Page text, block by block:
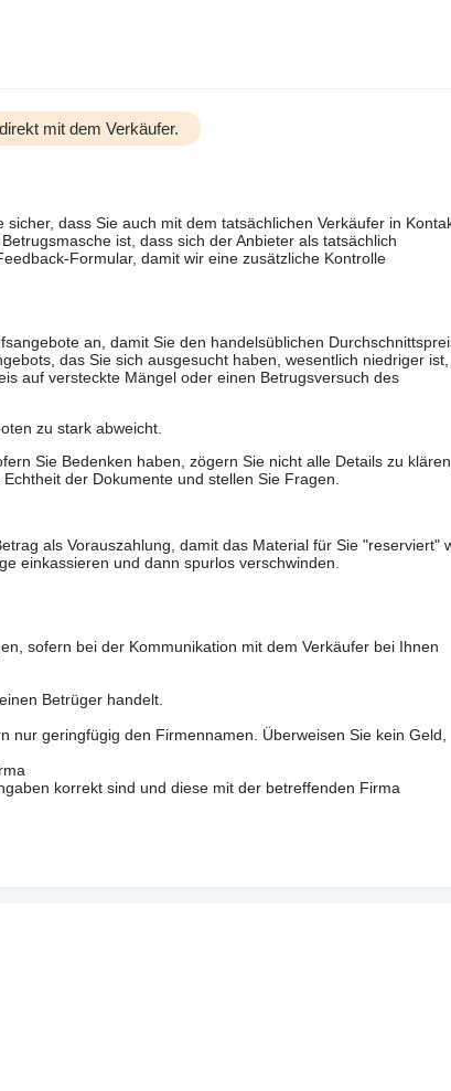
mit dem Verkäufer.
dass Sie auch mit dem tatsächlichen Verkäufer in
ist, dass sich der Anbieter als tatsächlich
Formular, damit wir eine zusätzliche Kontrolle
an, damit Sie den handelsüblichen
das Sie sich ausgesucht haben, wesentlich niedriger ist,
auf versteckte Mängel oder einen Betrugsversuch des
zu stark abweicht.
Sie Bedenken haben, zögern Sie nicht alle Details zu klären,
der Dokumente und stellen Sie Fragen.
als Vorauszahlung, damit das Material für Sie "reserviert"
einkassieren und dann spurlos verschwinden.
sofern bei der Kommunikation mit dem Verkäufer bei Ihnen
Betrüger handelt.
geringfügig den Firmennamen. Überweisen Sie kein Geld,
korrekt sind und diese mit der betreffenden Firma